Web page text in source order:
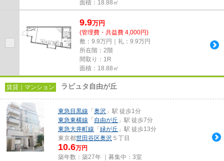
面積：18.88㎡
9.9万円
(管理費・共益費 4,000円)
敷：9.9万円｜礼：9.9万円
所在階：2階
間取り：1R
面積：18.88㎡
賃貸｜マンション ラピュタ自由が丘
東急目黒線 「 奥沢 」駅 徒歩1分
東急東横線 「 自由が丘 」駅 徒歩7分
東急大井町線 「 緑が丘 」駅 徒歩13分
東京都世田谷区奥沢 ５丁目
10.6万円
築年数：築27年 ｜募集中： 3室